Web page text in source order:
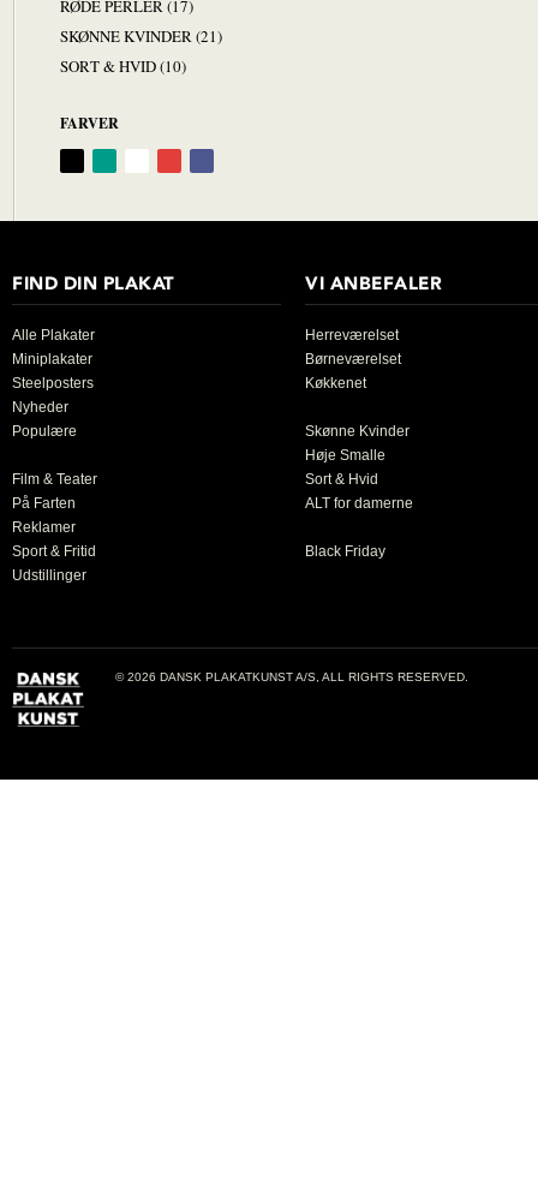
RØDE PERLER (17)
SKØNNE KVINDER (21)
SORT & HVID (10)
FARVER
FIND DIN PLAKAT
Alle Plakater
Miniplakater
Steelposters
Nyheder
Populære
Film & Teater
På Farten
Reklamer
Sport & Fritid
Udstillinger
VI ANBEFALER
Herreværelset
Børneværelset
Køkkenet
Skønne Kvinder
Høje Smalle
Sort & Hvid
ALT for damerne
Black Friday
© 2026 DANSK PLAKATKUNST A/S, ALL RIGHTS RESERVED.